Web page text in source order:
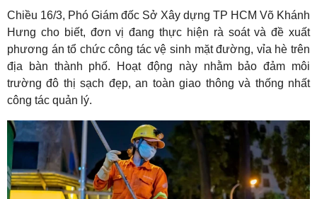
Chiều 16/3, Phó Giám đốc Sở Xây dựng TP HCM Võ Khánh
Hưng cho biết, đơn vị đang thực hiện rà soát và đề xuất
phương án tổ chức công tác vệ sinh mặt đường, vỉa hè trên
địa bàn thành phố. Hoạt động này nhằm bảo đảm môi
trường đô thị sạch đẹp, an toàn giao thông và thống nhất
công tác quản lý.